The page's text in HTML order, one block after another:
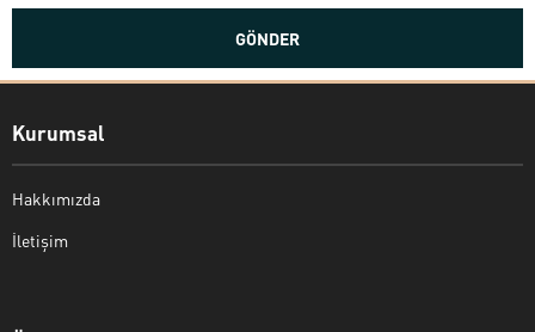
Kurumsal
Hakkımızda
İletişim